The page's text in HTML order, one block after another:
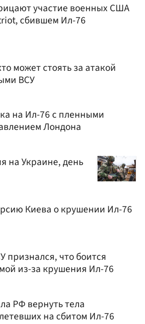
участие военных США
сбившем Ил-76
может стоять за атакой
ВСУ
на Ил-76 с пленными
Лондона
на Украине, день
Киева о крушении Ил-76
признался, что боится
из-за крушения Ил-76
РФ вернуть тела
на сбитом Ил-76